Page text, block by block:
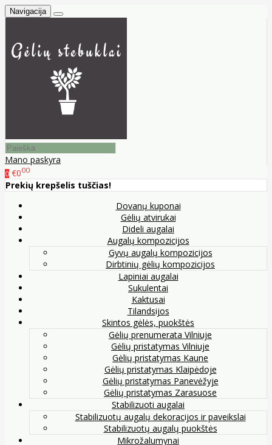
Navigacija
Mano paskyra
0 €000
Prekių krepšelis tuščias!
Dovanų kuponai
Gėlių atvirukai
Dideli augalai
Augalų kompozicijos
Gyvų augalų kompozicijos
Dirbtinių gėlių kompozicijos
Lapiniai augalai
Sukulentai
Kaktusai
Tilandsijos
Skintos gėlės, puokštės
Gėlių prenumerata Vilniuje
Gėlių pristatymas Vilniuje
Gėlių pristatymas Kaune
Gėlių pristatymas Klaipėdoje
Gėlių pristatymas Panevėžyje
Gėlių pristatymas Zarasuose
Stabilizuoti augalai
Stabilizuotų augalų dekoracijos ir paveikslai
Stabilizuotų augalų puokštės
Mikrožalumynai